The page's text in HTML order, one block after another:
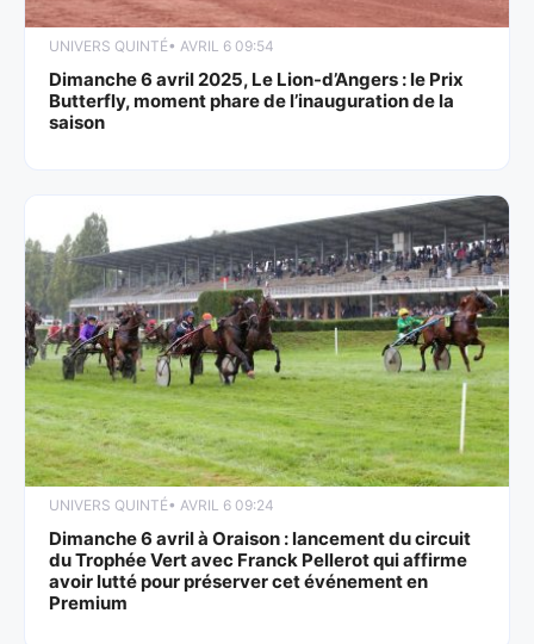
UNIVERS QUINTÉ• AVRIL 6 09:54
Dimanche 6 avril 2025, Le Lion-d’Angers : le Prix
Butterfly, moment phare de l’inauguration de la
saison
UNIVERS QUINTÉ• AVRIL 6 09:24
Dimanche 6 avril à Oraison : lancement du circuit
du Trophée Vert avec Franck Pellerot qui affirme
avoir lutté pour préserver cet événement en
Premium